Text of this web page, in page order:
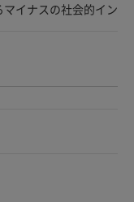
イナスの社会的イン